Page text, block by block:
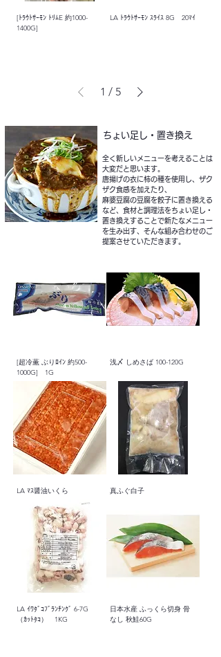
[ﾄﾗｳﾄｻｰﾓﾝ ﾄﾘﾑE 約1000-
1400G]
LA ﾄﾗｳﾄｻｰﾓﾝ ｽﾗｲｽ 8G 20ﾏｲ
1 / 5
ちょい足し・置き換え
[超冷薫 ぶりﾛｲﾝ 約500-
1000G] 1G
浅〆 しめさば 100-120G
LA ﾏｽ醤油いくら 真ふぐ白子
LA ｲﾜﾀﾞｺﾌﾞﾗﾝﾁﾝｸﾞ 6-7G
（ｶｯﾄﾀｺ） 1KG
日本水産 ふっくら切身 骨
なし 秋鮭60G
全く新しいメニューを考えることは
大変だと思います。
唐揚げの衣に柿の種を使用し、ザク
ザク食感を加えたり、
麻婆豆腐の豆腐を餃子に置き換える
など、食材と調理法をちょい足し・
置き換えすることで新たなメニュー
を生み出す、そんな組み合わせのご
提案させていただきます。